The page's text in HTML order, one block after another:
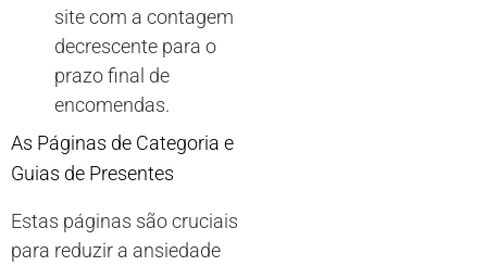
site com a contagem
decrescente para o
prazo final de
encomendas.
As Páginas de Categoria e
Guias de Presentes
Estas páginas são cruciais
para reduzir a ansiedade